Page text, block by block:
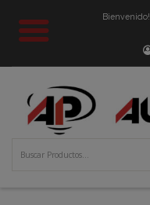
Bienvenido!